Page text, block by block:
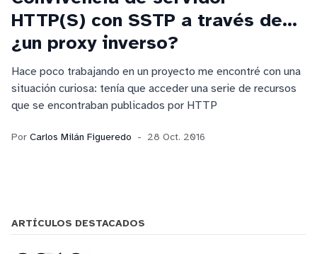
HTTP(S) con SSTP a través de...
¿un proxy inverso?
Hace poco trabajando en un proyecto me encontré con una
situación curiosa: tenía que acceder una serie de recursos
que se encontraban publicados por HTTP
Por Carlos Milán Figueredo 28 Oct. 2016
ARTÍCULOS DESTACADOS